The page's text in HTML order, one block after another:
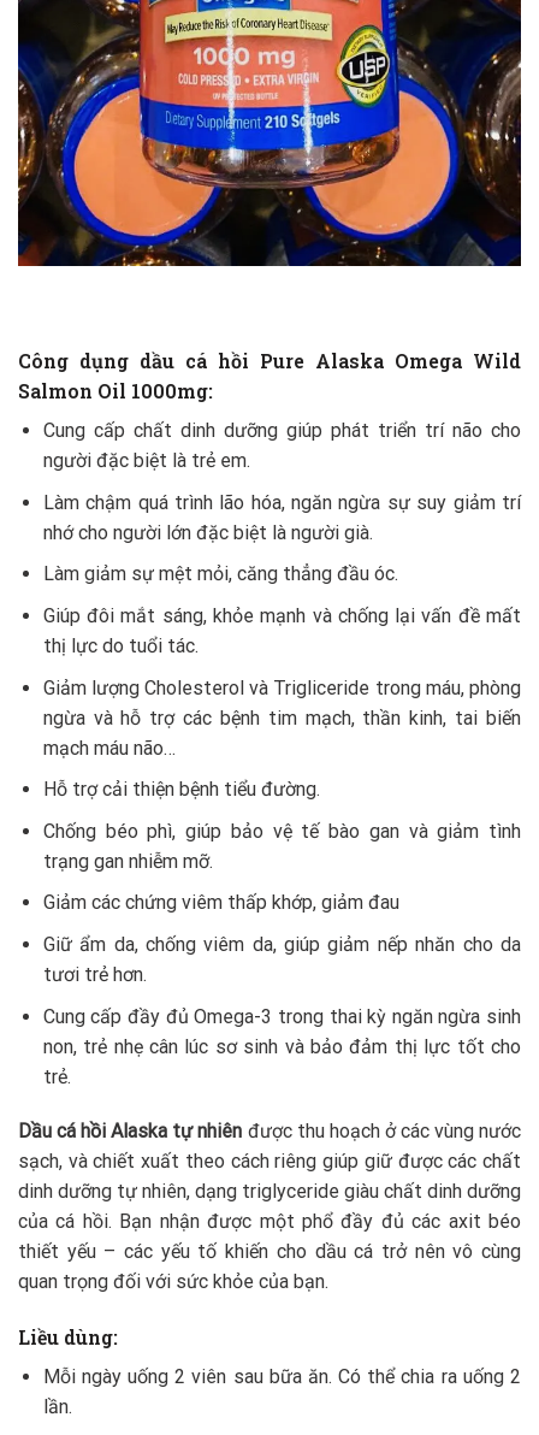
Công dụng dầu cá hồi Pure Alaska Omega Wild
Salmon Oil 1000mg:
Cung cấp chất dinh dưỡng giúp phát triển trí não cho
người đặc biệt là trẻ em.
Làm chậm quá trình lão hóa, ngăn ngừa sự suy giảm trí
nhớ cho người lớn đặc biệt là người già.
Làm giảm sự mệt mỏi, căng thẳng đầu óc.
Giúp đôi mắt sáng, khỏe mạnh và chống lại vấn đề mất
thị lực do tuổi tác.
Giảm lượng Cholesterol và Trigliceride trong máu, phòng
ngừa và hỗ trợ các bệnh tim mạch, thần kinh, tai biến
mạch máu não…
Hỗ trợ cải thiện bệnh tiểu đường.
Chống béo phì, giúp bảo vệ tế bào gan và giảm tình
trạng gan nhiễm mỡ.
Giảm các chứng viêm thấp khớp, giảm đau
Giữ ẩm da, chống viêm da, giúp giảm nếp nhăn cho da
tươi trẻ hơn.
Cung cấp đầy đủ Omega-3 trong thai kỳ ngăn ngừa sinh
non, trẻ nhẹ cân lúc sơ sinh và bảo đảm thị lực tốt cho
trẻ.
Dầu cá hồi Alaska tự nhiên được thu hoạch ở các vùng nước
sạch, và chiết xuất theo cách riêng giúp giữ được các chất
dinh dưỡng tự nhiên, dạng triglyceride giàu chất dinh dưỡng
của cá hồi. Bạn nhận được một phổ đầy đủ các axit béo
thiết yếu – các yếu tố khiến cho dầu cá trở nên vô cùng
quan trọng đối với sức khỏe của bạn.
Liều dùng:
Mỗi ngày uống 2 viên sau bữa ăn. Có thể chia ra uống 2
lần.